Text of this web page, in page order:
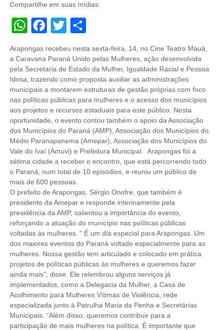
Compartilhe em suas mídias:
WhatsApp
Facebook
Twitter
Arapongas recebeu nesta sexta-feira, 14, no Cine Teatro Mauá,
a Caravana Paraná Unido pelas Mulheres, ação desenvolvida
pela Secretaria de Estado da Mulher, Igualdade Racial e Pessoa
Idosa, trazendo como proposta auxiliar as administrações
municipais a montarem estruturas de gestão próprias com foco
nas políticas públicas para mulheres e o acesso dos municípios
aos projetos e recursos estaduais para este público. Nesta
oportunidade, o evento contou também o apoio da Associação
dos Municípios do Paraná (AMP), Associação dos Municípios do
Médio Paranapanema (Amepar), Associação dos Municípios do
Vale do Ivaí (Amuvi) e Prefeitura Municipal. Arapongas foi a
sétima cidade a receber o encontro, que está percorrendo todo
o Paraná, num total de 10 episódios, e reuniu um público de
mais de 600 pessoas.
O prefeito de Arapongas, Sérgio Onofre, que também é
presidente da Amepar e responde interinamente pela
presidência da AMP, salientou a importância do evento,
reforçando a atuação do município nas políticas públicas
voltadas às mulheres. “ É um dia especial para Arapongas. Um
dos maiores eventos do Paraná voltado especialmente para as
mulheres. Nossa gestão tem articulado e colocado em prática
projetos de políticas públicas às mulheres e queremos fazer
ainda mais”, disse. Ele relembrou alguns serviços já
implementados, como a Delegacia da Mulher, a Casa de
Acolhimento para Mulheres Vítimas de Violência, rede
especializada junto à Patrulha Maria da Penha e Secretárias
Municipais. “Além disso, queremos contribuir para a
participação de mais mulheres na política. É importante que